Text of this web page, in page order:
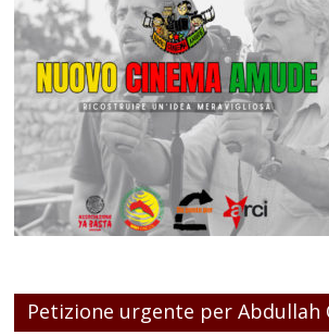
Petizione urgente per Abdullah